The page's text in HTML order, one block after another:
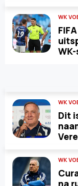
WK
WK
Dit
WK
na